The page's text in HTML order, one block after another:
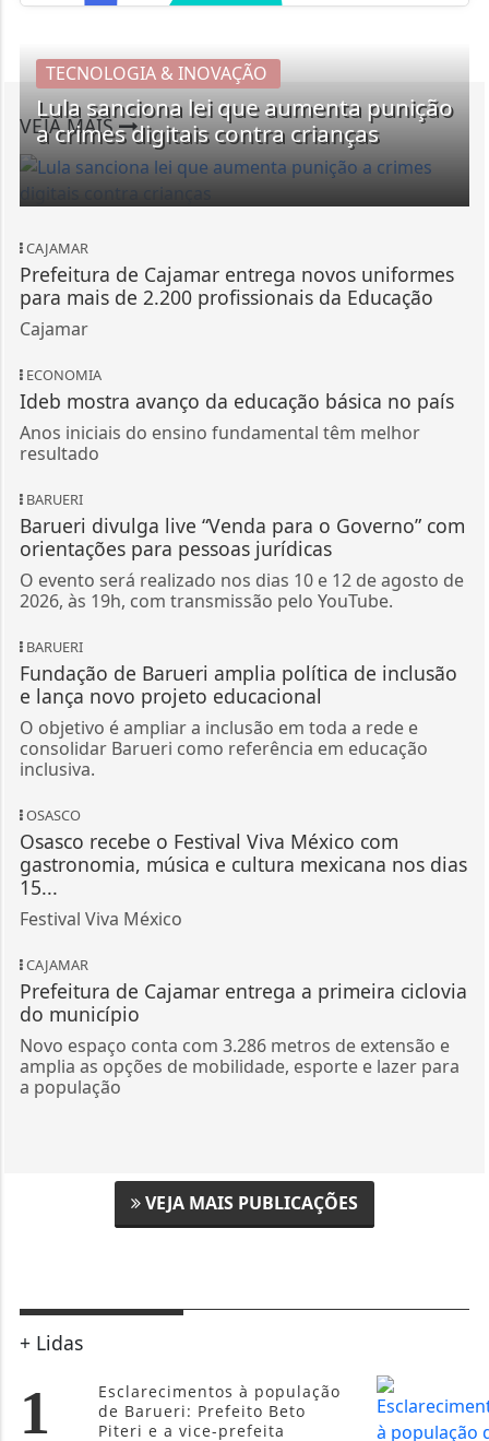
VEJA MAIS
TECNOLOGIA & INOVAÇÃO
Lula sanciona lei que aumenta punição
a crimes digitais contra crianças
CAJAMAR
Prefeitura de Cajamar entrega novos uniformes
para mais de 2.200 profissionais da Educação
Cajamar
ECONOMIA
Ideb mostra avanço da educação básica no país
Anos iniciais do ensino fundamental têm melhor
resultado
BARUERI
Barueri divulga live “Venda para o Governo” com
orientações para pessoas jurídicas
O evento será realizado nos dias 10 e 12 de agosto de
2026, às 19h, com transmissão pelo YouTube.
BARUERI
Fundação de Barueri amplia política de inclusão
e lança novo projeto educacional
O objetivo é ampliar a inclusão em toda a rede e
consolidar Barueri como referência em educação
inclusiva.
OSASCO
Osasco recebe o Festival Viva México com
gastronomia, música e cultura mexicana nos dias
15...
Festival Viva México
CAJAMAR
Prefeitura de Cajamar entrega a primeira ciclovia
do município
Novo espaço conta com 3.286 metros de extensão e
amplia as opções de mobilidade, esporte e lazer para
a população
VEJA MAIS PUBLICAÇÕES
+ Lidas
1
Esclarecimentos à população
de Barueri: Prefeito Beto
Piteri e a vice-prefeita